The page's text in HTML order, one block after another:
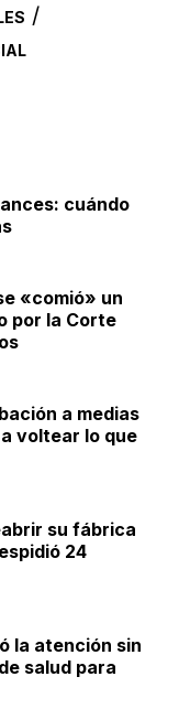
/
cuándo
«comió» un
por la Corte
a medias
voltear lo que
su fábrica
24
la atención sin
salud para